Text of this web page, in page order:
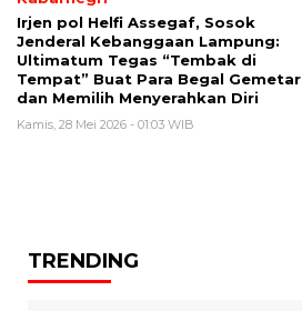
Irjen pol Helfi Assegaf, Sosok
Jenderal Kebanggaan Lampung:
Ultimatum Tegas “Tembak di
Tempat” Buat Para Begal Gemetar
dan Memilih Menyerahkan Diri
Kamis, 28 Mei 2026 - 01:03 WIB
TRENDING